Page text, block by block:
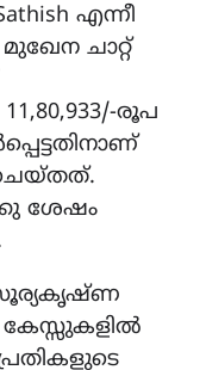
എന്നീ
ചാറ്റ്
രൂപ
ശേഷം
സൂര്യകൃഷ്ണ
കേസ്സുകളിൽ